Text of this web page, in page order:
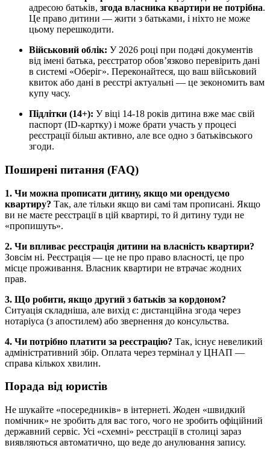
адресою батьків, згода власника квартири не потрібна.
Це право дитини — жити з батьками, і ніхто не може
цьому перешкодити.
Військовий облік: У 2026 році при подачі документів
від імені батька, реєстратор обов’язково перевірить дані
в системі «Оберіг». Переконайтеся, що ваш військовий
квиток або дані в реєстрі актуальні — це зекономить вам
купу часу.
Підлітки (14+): У віці 14-18 років дитина вже має свій
паспорт (ID-картку) і може брати участь у процесі
реєстрації більш активно, але все одно з батьківського
згоди.
Поширені питання (FAQ)
1. Чи можна прописати дитину, якщо ми орендуємо
квартиру? Так, але тільки якщо ви самі там прописані. Якщо
ви не маєте реєстрації в цій квартирі, то й дитину туди не
«пропишуть».
2. Чи впливає реєстрація дитини на власність квартири?
Зовсім ні. Реєстрація — це не про право власності, це про
місце проживання. Власник квартири не втрачає жодних
прав.
3. Що робити, якщо другий з батьків за кордоном?
Ситуація складніша, але вихід є: дистанційна згода через
нотаріуса (з апостилем) або звернення до консульства.
4. Чи потрібно платити за реєстрацію? Так, існує невеликий
адміністративний збір. Оплата через термінал у ЦНАП —
справа кількох хвилин.
Порада від юристів
Не шукайте «посередників» в інтернеті. Жоден «швидкий
помічник» не зробить для вас того, чого не зробить офіційний
державний сервіс. Усі «схемні» реєстрації в столиці зараз
виявляються автоматично, що веде до анулювання запису.